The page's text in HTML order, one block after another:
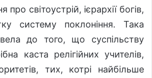
про світоустрій, ієрархії богів,
систему поклоніння. Така
до того, що суспільству
каста релігійних учителів,
тих, котрі найбільше